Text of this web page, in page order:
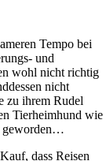
Tempo bei
und
wohl nicht richtig
nicht
zu ihrem Rudel
Tierheimhund wie
geworden…
dass Reisen